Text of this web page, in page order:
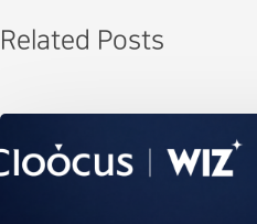
Related Posts